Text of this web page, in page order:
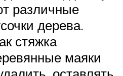
различные
дерева.
стяжка
маяки